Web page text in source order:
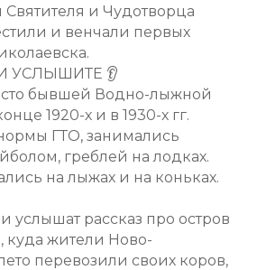
и Чудотворца
и венчали первых
УСЛЫШИТЕ 👂
бывшей Водно-лыжной
1920-х и в 1930-х гг.
ГТО, занимались
греблей на лодках.
на лыжах и на коньках.
услышат рассказ про остров
куда жители Ново-
перевозили своих коров,